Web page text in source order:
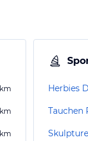
km
km
km
Herbies
Tauchen